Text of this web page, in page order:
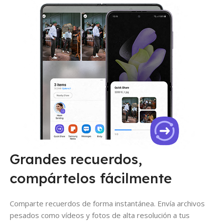
Grandes recuerdos,
compártelos fácilmente
Comparte recuerdos de forma instantánea. Envía archivos
pesados como vídeos y fotos de alta resolución a tus